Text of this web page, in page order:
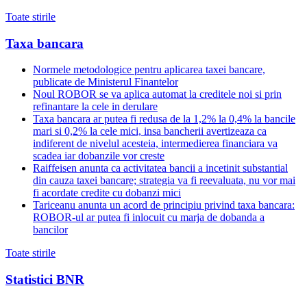
Toate stirile
Taxa bancara
Normele metodologice pentru aplicarea taxei bancare,
publicate de Ministerul Finantelor
Noul ROBOR se va aplica automat la creditele noi si prin
refinantare la cele in derulare
Taxa bancara ar putea fi redusa de la 1,2% la 0,4% la bancile
mari si 0,2% la cele mici, insa bancherii avertizeaza ca
indiferent de nivelul acesteia, intermedierea financiara va
scadea iar dobanzile vor creste
Raiffeisen anunta ca activitatea bancii a incetinit substantial
din cauza taxei bancare; strategia va fi reevaluata, nu vor mai
fi acordate credite cu dobanzi mici
Tariceanu anunta un acord de principiu privind taxa bancara:
ROBOR-ul ar putea fi inlocuit cu marja de dobanda a
bancilor
Toate stirile
Statistici BNR